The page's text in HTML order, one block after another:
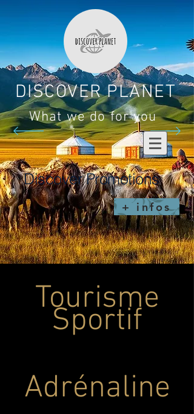
DISCOVER PLANET
What we do for you
Discover Promotions
+ infos
Tourisme
Sportif
Adrénaline